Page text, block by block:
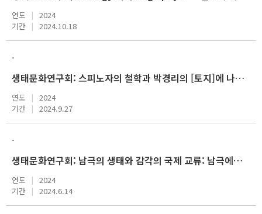
연도
2024
기간
2024.10.18
-
생태문화연구회: 스피노자의 철학과 박경리의 [토지]에 나타난 관계생태학 외
연도
2024
기간
2024.9.27
-
생태문화연구회: 남극의 생태와 감각의 국제 교류: 남극에서 보낸 세 번의 여름 외
연도
2024
기간
2024.6.14